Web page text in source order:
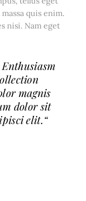
quis enim.
nisi. Nam eget
magnis
dolor sit
elit.“